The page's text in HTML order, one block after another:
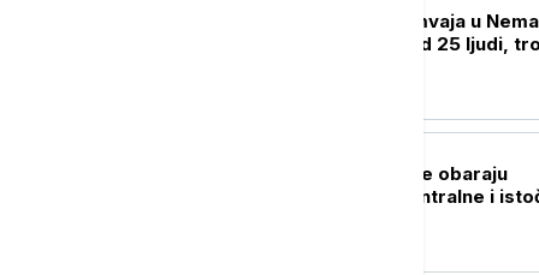
U sudaru dva tramvaja u
povređeno više od 25 ljudi,
Ekstremne vrućine obaraju
rekorde širom centralne i